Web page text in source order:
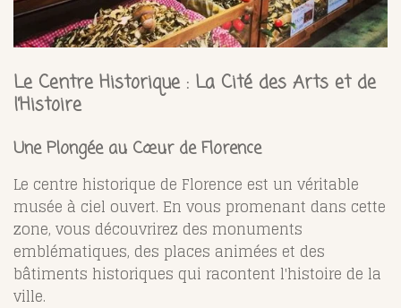
Le Centre Historique : La Cité des Arts et de
l’Histoire
Une Plongée au Cœur de Florence
Le centre historique de Florence est un véritable
musée à ciel ouvert. En vous promenant dans cette
zone, vous découvrirez des monuments
emblématiques, des places animées et des
bâtiments historiques qui racontent l'histoire de la
ville.